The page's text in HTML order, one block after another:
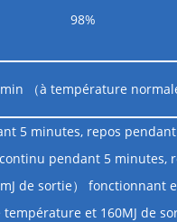
98%
（à température normale
5 minutes, repos
pendant 5 minutes,
de sortie）
et 160MJ de